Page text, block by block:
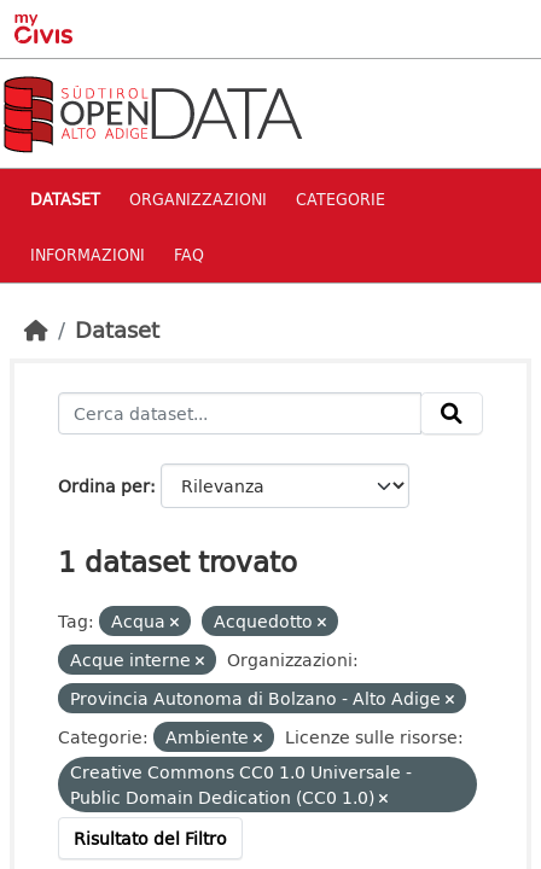
Skip to main content
DATASET ORGANIZZAZIONI CATEGORIE
INFORMAZIONI FAQ
Dataset
Ordina per
1 dataset trovato
Tag: Acqua
Acquedotto
Acque interne
Organizzazioni:
Provincia Autonoma di Bolzano - Alto Adige
Categorie:
Ambiente
Licenze sulle risorse:
Creative Commons CC0 1.0 Universale -
Public Domain Dedication (CC0 1.0)
Risultato del Filtro